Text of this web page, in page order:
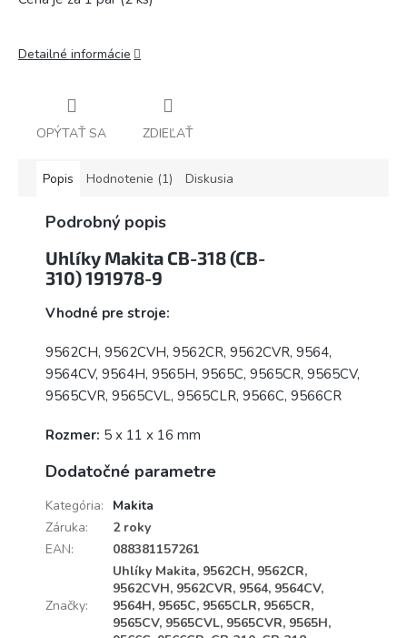
Detailné informácie
OPÝTAŤ SA ZDIEĽAŤ
Popis Hodnotenie (1) Diskusia
Podrobný popis
Uhlíky Makita CB-318 (CB-
310) 191978-9
Vhodné pre stroje:
9562CH, 9562CVH, 9562CR, 9562CVR, 9564,
9564CV, 9564H, 9565H, 9565C, 9565CR, 9565CV,
9565CVR, 9565CVL, 9565CLR, 9566C, 9566CR
Rozmer: 5 x 11 x 16 mm
Dodatočné parametre
Kategória:
Makita
Záruka:
2 roky
EAN: 088381157261
Značky:
Uhlíky Makita, 9562CH, 9562CR,
9562CVH, 9562CVR, 9564, 9564CV,
9564H, 9565C, 9565CLR, 9565CR,
9565CV, 9565CVL, 9565CVR, 9565H,